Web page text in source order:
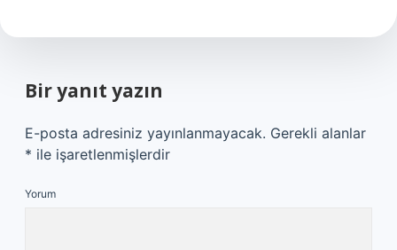
Bir yanıt yazın
E-posta adresiniz yayınlanmayacak. Gerekli alanlar
* ile işaretlenmişlerdir
Yorum